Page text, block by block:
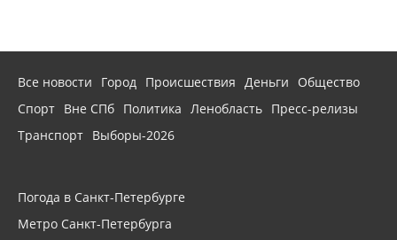
Все новости Город Происшествия Деньги
Общество
Спорт Вне СПб Политика Ленобласть Пресс-релизы
Транспорт Выборы-2026
Погода в Санкт-Петербурге
Метро Санкт-Петербурга